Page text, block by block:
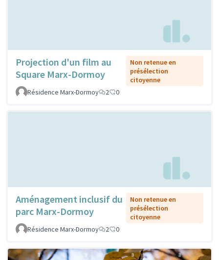
Projection d'un film au
Square Marx-Dormoy
Non retenue en
présélection
citoyenne
Résidence Marx-Dormoy
2 0
Aménagement inclusif du
parc Marx-Dormoy
Non retenue en
présélection
citoyenne
Résidence Marx-Dormoy
2 0